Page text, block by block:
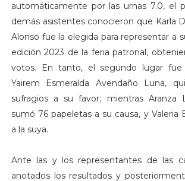
automáticamente por las urnas 7.0, el
demás asistentes conocieron que Karla
Alonso fue la elegida para representar a
edición 2023 de la feria patronal,
votos. En tanto, el segundo lugar fue
Yairem Esmeralda Avendaño Luna,
sufragios a su favor; mientras Aranza
sumó 76 papeletas a su causa, y Valeria
a la suya.
Ante las y los representantes de las
anotados los resultados y